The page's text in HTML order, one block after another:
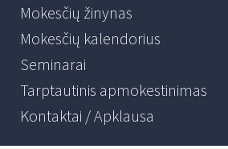
Mokesčių žinynas
Mokesčių kalendorius
Seminarai
Tarptautinis apmokestinimas
Kontaktai / Apklausa